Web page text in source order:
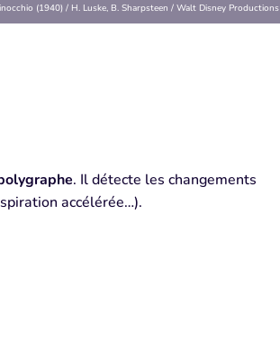
(1940) / H. Luske, B. Sharpsteen / Walt Disney Productions
. Il détecte les changements
accélérée…).